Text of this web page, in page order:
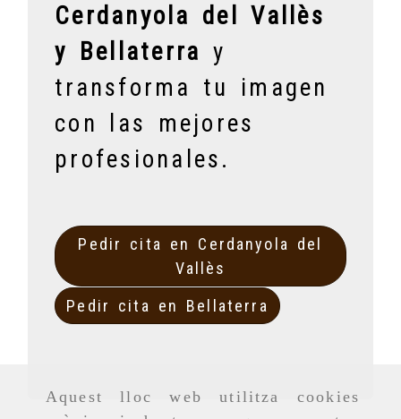
Aquest lloc web utilitza cookies
Cerdanyola del Vallès
y Bellaterra y
transforma tu imagen
con las mejores
profesionales.
Pedir cita en Cerdanyola del
Vallès
Pedir cita en Bellaterra